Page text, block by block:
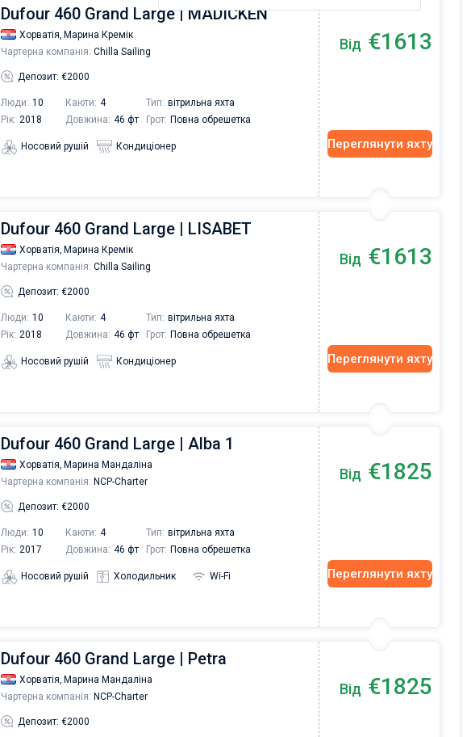
Dufour 460 Grand Large | MADICKEN
Хорватія, Марина Кремік
Чартерна компанія: Chilla Sailing
Депозит: €2000
Люди: 10 Каюти: 4 Тип: вітрильна яхта
Рік: 2018 Довжина: 46 фт Грот: Повна обрешетка
Носовий рушій Кондиціонер
Від €1613
Переглянути яхту
Dufour 460 Grand Large | LISABET
Хорватія, Марина Кремік
Чартерна компанія: Chilla Sailing
Депозит: €2000
Люди: 10 Каюти: 4 Тип: вітрильна яхта
Рік: 2018 Довжина: 46 фт Грот: Повна обрешетка
Носовий рушій Кондиціонер
Від €1613
Переглянути яхту
Dufour 460 Grand Large | Alba 1
Хорватія, Марина Мандаліна
Чартерна компанія: NCP-Charter
Депозит: €2000
Люди: 10 Каюти: 4 Тип: вітрильна яхта
Рік: 2017 Довжина: 46 фт Грот: Повна обрешетка
Носовий рушій Холодильник Wi-Fi
Від €1825
Переглянути яхту
Dufour 460 Grand Large | Petra
Хорватія, Марина Мандаліна
Чартерна компанія: NCP-Charter
Депозит: €2000
Від €1825